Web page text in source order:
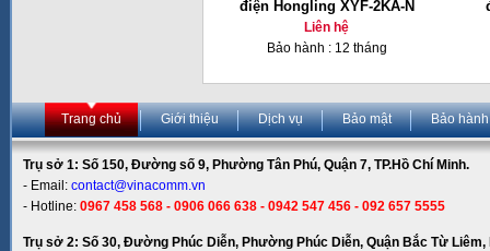
điện Hongling XYF-2KA-N
Liên hệ
Bảo hành : 12 tháng
Trang chủ Giới thiệu Dịch vụ Bảo mật Bảo hành
Trụ sở 1: Số 150, Đường số 9, Phường Tân Phú, Quận 7, TP.Hồ Chí Minh.
- Email: contact@vinacomm.vn
- Hotline: 0967 458 568 - 0906 066 638 - 0942 547 456 - 092 657 5555
Trụ sở 2: Số 30, Đường Phúc Diễn, Phường Phúc Diễn, Quận Bắc Từ Liêm,